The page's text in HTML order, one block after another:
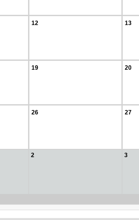
12 13
19 20
26 27
2 3